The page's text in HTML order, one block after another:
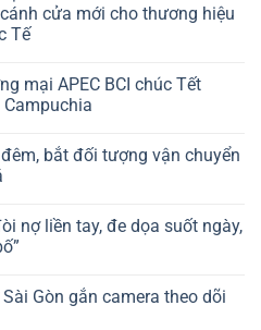
cửa mới cho thương hiệu
Tế
mại APEC BCI chúc Tết
bắt đối tượng vận chuyển
nợ liền tay, đe dọa suốt ngày,
Gòn gắn camera theo dõi